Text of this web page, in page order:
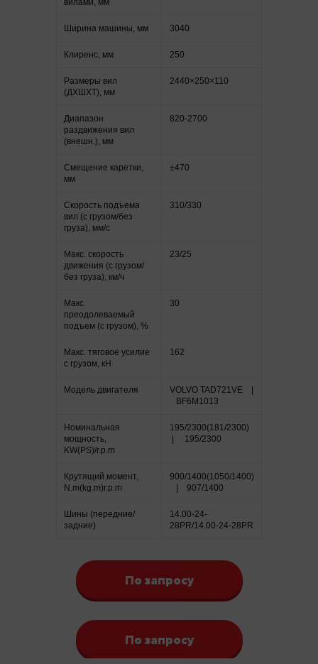
Ширина машины, мм 3040
Клиренс, мм 250
Размеры вил
(ДXШXТ), мм
2440×250×110
Диапазон
раздвижения вил
(внешн.), мм
820-2700
Смещение каретки,
мм
±470
Скорость подъема
вил (с грузом/без
груза), мм/с
310/330
Макс. скорость
движения (с грузом/
без груза), км/ч
23/25
Макс.
преодолеваемый
подъем (с грузом), %
30
Макс. тяговое усилие
с грузом, кН
162
Модель двигателя
VOLVO TAD721VE |
BF6M1013
Номинальная
мощность,
KW(PS)/r.p.m
195/2300(181/2300)
| 195/2300
Крутящий момент,
N.m(kg.m)r.p.m
900/1400(1050/1400)
| 907/1400
Шины (передние/
задние)
14.00-24-
28PR/14.00-24-28PR
По запросу
По запросу